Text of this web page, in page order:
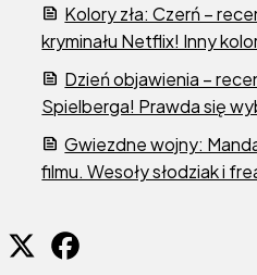
Kolory zła: Czerń –
kryminału Netflix! Inny
Dzień objawienia –
Spielberga! Prawda się
Gwiezdne wojny:
filmu. Wesoły słodziak i